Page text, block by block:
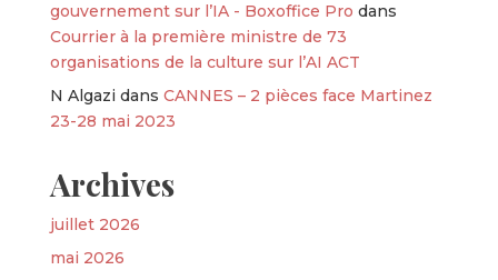
gouvernement sur l’IA - Boxoffice Pro dans
Courrier à la première ministre de 73
organisations de la culture sur l’AI ACT
N Algazi dans CANNES – 2 pièces face Martinez
23-28 mai 2023
Archives
juillet 2026
mai 2026